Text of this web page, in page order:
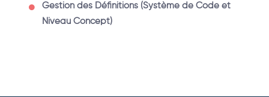
Gestion des Définitions (Système de Code et
Niveau Concept)